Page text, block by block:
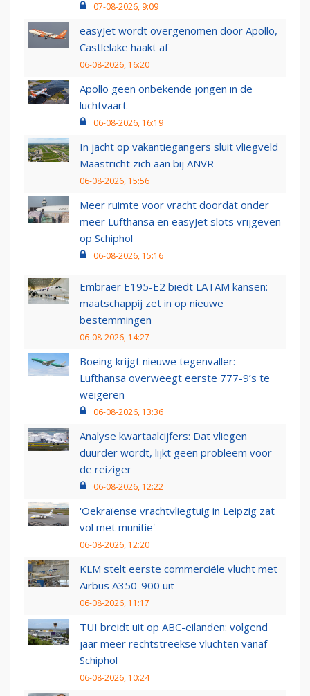
07-08-2026, 9:09
easyJet wordt overgenomen door Apollo,
Castlelake haakt af
06-08-2026, 16:20
Apollo geen onbekende jongen in de
luchtvaart
06-08-2026, 16:19
In jacht op vakantiegangers sluit vliegveld
Maastricht zich aan bij ANVR
06-08-2026, 15:56
Meer ruimte voor vracht doordat onder
meer Lufthansa en easyJet slots vrijgeven
op Schiphol
06-08-2026, 15:16
Embraer E195-E2 biedt LATAM kansen:
maatschappij zet in op nieuwe
bestemmingen
06-08-2026, 14:27
Boeing krijgt nieuwe tegenvaller:
Lufthansa overweegt eerste 777-9’s te
weigeren
06-08-2026, 13:36
Analyse kwartaalcijfers: Dat vliegen
duurder wordt, lijkt geen probleem voor
de reiziger
06-08-2026, 12:22
'Oekraïense vrachtvliegtuig in Leipzig zat
vol met munitie'
06-08-2026, 12:20
KLM stelt eerste commerciële vlucht met
Airbus A350-900 uit
06-08-2026, 11:17
TUI breidt uit op ABC-eilanden: volgend
jaar meer rechtstreekse vluchten vanaf
Schiphol
06-08-2026, 10:24